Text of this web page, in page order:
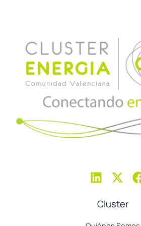
Cluster